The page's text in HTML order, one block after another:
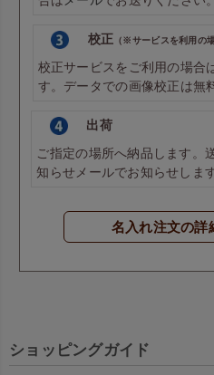
校正 （※サービスを利用の場
校正サービスをご利用の場合
す。データでの画像校正は無
出荷
ご指定の場所へ納品します。
知らせメールでお知らせします
名入れ注文の詳
ショッピングガイド